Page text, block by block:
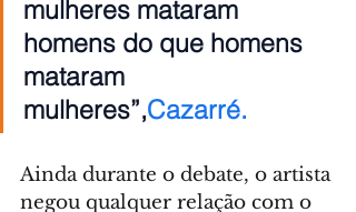
mulheres mataram
homens do que homens
mataram
mulheres”,Cazarré.
Ainda durante o debate, o artista
negou qualquer relação com o